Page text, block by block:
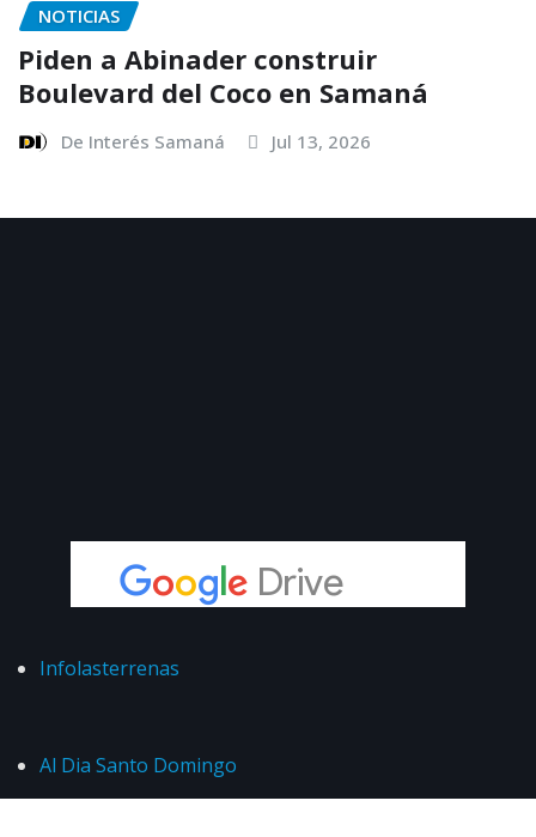
NOTICIAS
Piden a Abinader construir
Boulevard del Coco en Samaná
De Interés Samaná Jul 13, 2026
Infolasterrenas
Al Dia Santo Domingo